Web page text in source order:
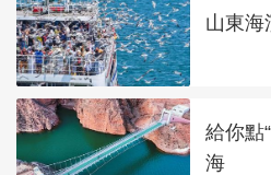
山東海
給你點
海